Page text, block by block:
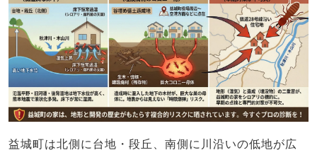
益城町は北側に台地・段丘、南側に川沿いの低地が広